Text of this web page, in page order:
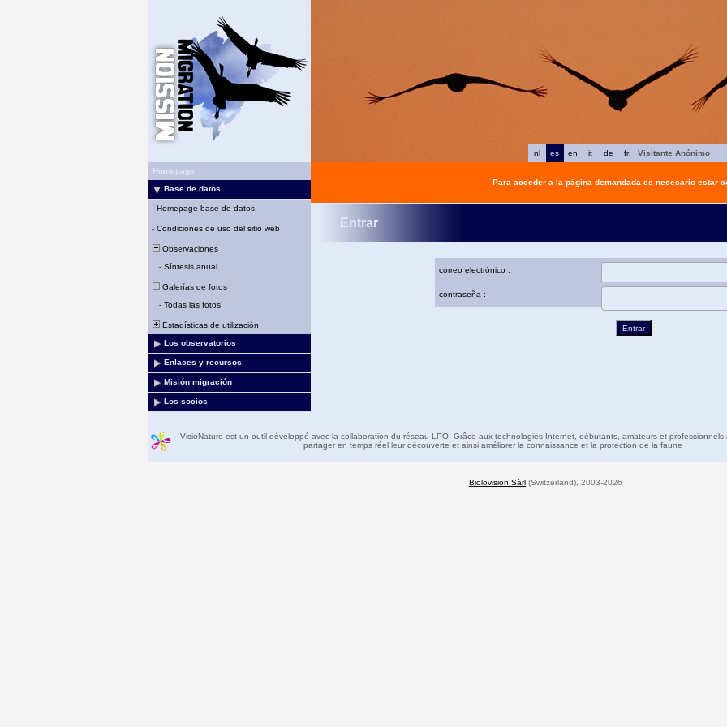
fr
de
it
en
es
nl
Visitante Anónimo
Homepage
Base de datos
- Homepage base de datos
- Condiciones de uso del sitio web
Observaciones
- Síntesis anual
Galerías de fotos
- Todas las fotos
Estadísticas de utilización
Los observatorios
Enlaces y recursos
Misión migración
Los socios
Para acceder a la página demandada es necesario estar
Entrar
correo electrónico :
contraseña :
VisioNature est un outil développé avec la collaboration du réseau LPO. Grâce aux technologies Internet, débutants, amateurs et professionnels
partager en temps réel leur découverte et ainsi améliorer la connaissance et la protection de la faune
Biolovision Sàrl (Switzerland), 2003-2026